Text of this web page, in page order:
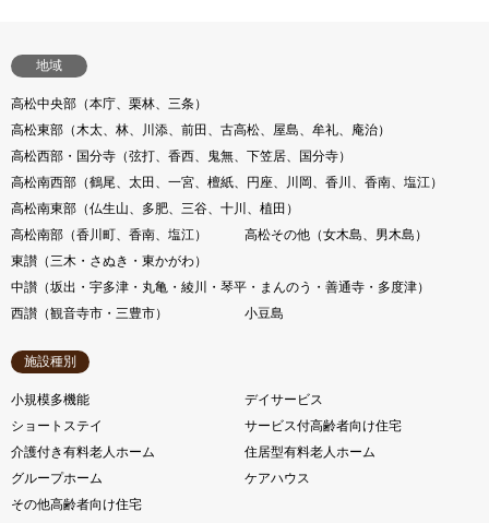
地域
高松中央部（本庁、栗林、三条）
高松東部（木太、林、川添、前田、古高松、屋島、牟礼、庵治）
高松西部・国分寺（弦打、香西、鬼無、下笠居、国分寺）
高松南西部（鶴尾、太田、一宮、檀紙、円座、川岡、香川、香南、塩江）
高松南東部（仏生山、多肥、三谷、十川、植田）
高松南部（香川町、香南、塩江）
高松その他（女木島、男木島）
東讃（三木・さぬき・東かがわ）
中讃（坂出・宇多津・丸亀・綾川・琴平・まんのう・善通寺・多度津）
西讃（観音寺市・三豊市）
小豆島
施設種別
小規模多機能
デイサービス
ショートステイ
サービス付高齢者向け住宅
介護付き有料老人ホーム
住居型有料老人ホーム
グループホーム
ケアハウス
その他高齢者向け住宅